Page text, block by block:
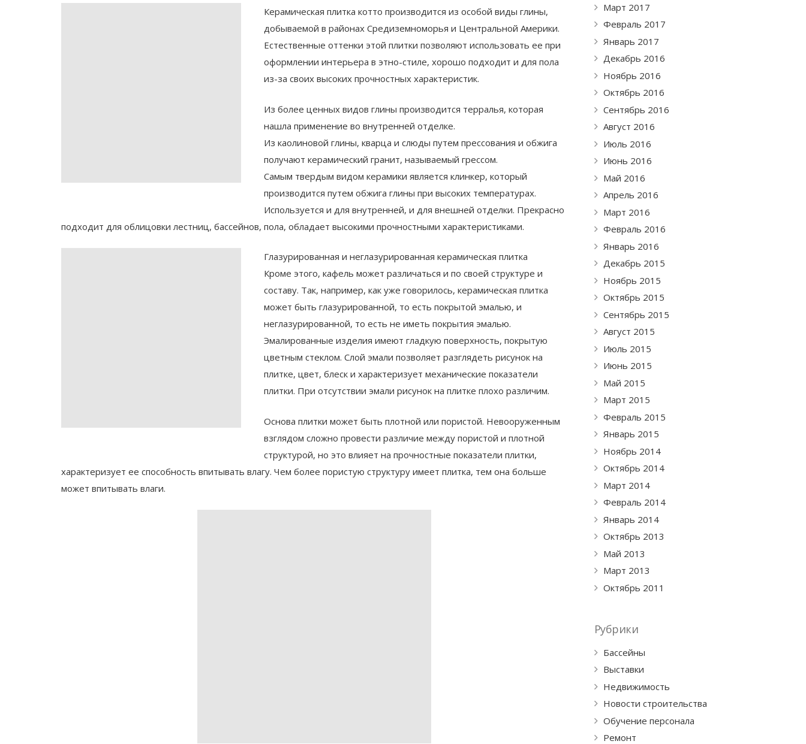
Керамическая плитка котто производится из особой виды глины,
добываемой в районах Средиземноморья и Центральной Америки.
Естественные оттенки этой плитки позволяют использовать ее при
оформлении интерьера в этно-стиле, хорошо подходит и для пола
из-за своих высоких прочностных характеристик.
Из более ценных видов глины производится терралья, которая
нашла применение во внутренней отделке.
Из каолиновой глины, кварца и слюды путем прессования и обжига
получают керамический гранит, называемый грессом.
Самым твердым видом керамики является клинкер, который
производится путем обжига глины при высоких температурах.
Используется и для внутренней, и для внешней отделки. Прекрасно
подходит для облицовки лестниц, бассейнов, пола, обладает высокими прочностными характеристиками.
Глазурированная и неглазурированная керамическая плитка
Кроме этого, кафель может различаться и по своей структуре и
составу. Так, например, как уже говорилось, керамическая плитка
может быть глазурированной, то есть покрытой эмалью, и
неглазурированной, то есть не иметь покрытия эмалью.
Эмалированные изделия имеют гладкую поверхность, покрытую
цветным стеклом. Слой эмали позволяет разглядеть рисунок на
плитке, цвет, блеск и характеризует механические показатели
плитки. При отсутствии эмали рисунок на плитке плохо различим.
Основа плитки может быть плотной или пористой. Невооруженным
взглядом сложно провести различие между пористой и плотной
структурой, но это влияет на прочностные показатели плитки,
характеризует ее способность впитывать влагу. Чем более пористую структуру имеет плитка, тем она больше
может впитывать влаги.
Март 2017
Февраль 2017
Январь 2017
Декабрь 2016
Ноябрь 2016
Октябрь 2016
Сентябрь 2016
Август 2016
Июль 2016
Июнь 2016
Май 2016
Апрель 2016
Март 2016
Февраль 2016
Январь 2016
Декабрь 2015
Ноябрь 2015
Октябрь 2015
Сентябрь 2015
Август 2015
Июль 2015
Июнь 2015
Май 2015
Март 2015
Февраль 2015
Январь 2015
Ноябрь 2014
Октябрь 2014
Март 2014
Февраль 2014
Январь 2014
Октябрь 2013
Май 2013
Март 2013
Октябрь 2011
Рубрики
Бассейны
Выставки
Недвижимость
Новости строительства
Обучение персонала
Ремонт